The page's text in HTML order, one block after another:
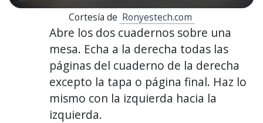
Cortesía de Ronyestech.com
Abre los dos cuadernos sobre una
mesa. Echa a la derecha todas las
páginas del cuaderno de la derecha
excepto la tapa o página final. Haz lo
mismo con la izquierda hacia la
izquierda.